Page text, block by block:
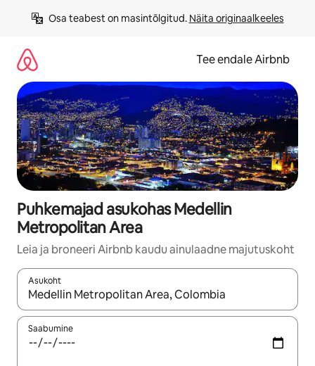
Osa teabest on masintõlgitud. Näita originaalkeeles
Tee endale Airbnb
Puhkemajad asukohas Medellin
Metropolitan Area
Leia ja broneeri Airbnb kaudu ainulaadne majutuskoht
Asukoht
Kui tulemused on kuvatud, liigu ekraanil nooleklahvidega või
Saabumine